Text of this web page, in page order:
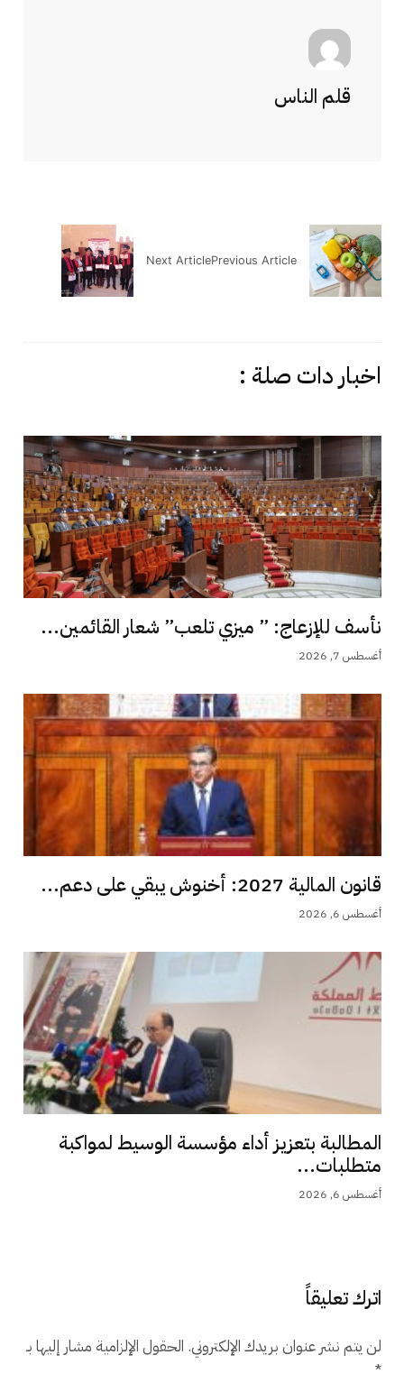
قلم الناس
Previous Article
Next Article
اخبار دات صلة :
نأسف للإزعاج: ” ميزي تلعب” شعار القائمين...
أغسطس 7, 2026
قانون المالية 2027: أخنوش يبقي على دعم...
أغسطس 6, 2026
المطالبة بتعزيز أداء مؤسسة الوسيط لمواكبة
متطلبات...
أغسطس 6, 2026
اترك تعليقاً
لن يتم نشر عنوان بريدك الإلكتروني. الحقول الإلزامية مشار إليها بـ
*